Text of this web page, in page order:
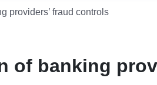
providers’ fraud controls
of banking